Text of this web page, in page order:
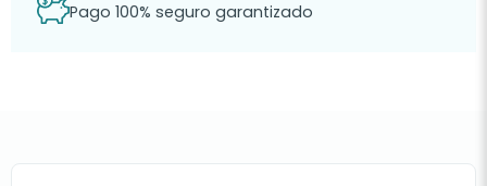
Pago 100% seguro garantizado